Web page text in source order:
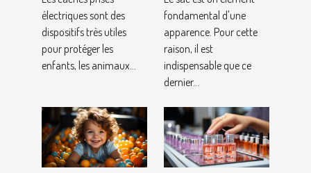
électriques sont des
dispositifs très utiles
pour protéger les
enfants, les animaux...
choix
approprié ?
fondamental d'une
apparence. Pour cette
raison, il est
indispensable que ce
dernier...